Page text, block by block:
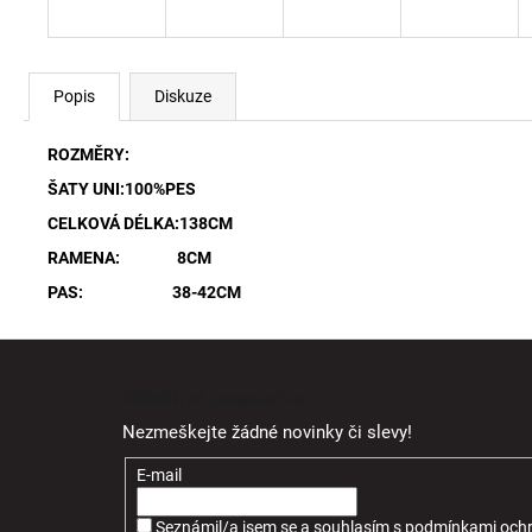
Popis Diskuze
ROZMĚRY:
ŠATY UNI:100%PES
CELKOVÁ DÉLKA:138CM
RAMENA: 8CM
PAS: 38-42CM
Nezmeškejte žádné novinky či slevy!
E-mail
Seznámil/a jsem se a souhlasíms podmínkami